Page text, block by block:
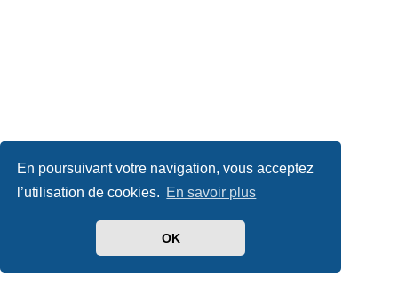
En poursuivant votre navigation, vous acceptez
l’utilisation de cookies. En savoir plus
OK